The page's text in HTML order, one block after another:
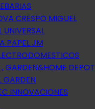
CRESPO MIGUEL
UNIVERSAL
PAPEL JM
GARDEN&HOME DEPOT
GARDEN
INNOVACIONES